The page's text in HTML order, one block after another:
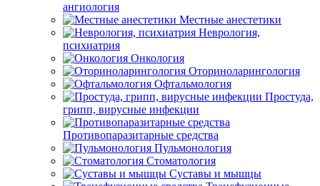
ангиология
Местные анестетики
Неврология,
психиатрия
Онкология
Оториноларингология
Офтальмология
Простуда,
грипп, вирусные инфекции
Противопаразитарные средства
Пульмонология
Стоматология
Суставы и мышцы